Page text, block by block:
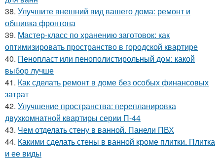
38. Улучшите внешний вид вашего дома: ремонт и
обшивка фронтона
39. Мастер-класс по хранению заготовок: как
оптимизировать пространство в городской квартире
40. Пенопласт или пенополистирольный дом: какой
выбор лучше
41. Как сделать ремонт в доме без особых финансовых
затрат
42. Улучшение пространства: перепланировка
двухкомнатной квартиры серии П-44
43. Чем отделать стену в ванной. Панели ПВХ
44. Какими сделать стены в ванной кроме плитки. Плитка
и ее виды